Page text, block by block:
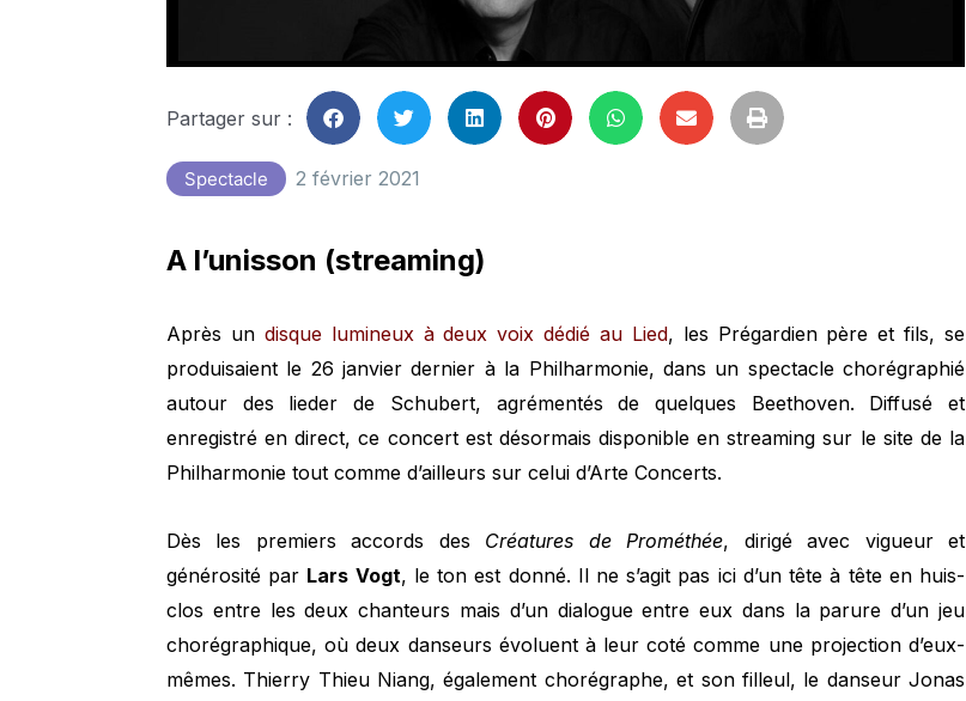
Partager sur :
Spectacle 2 février 2021
A l’unisson (streaming)
Après un disque lumineux à deux voix dédié au Lied, les Prégardien père et fils, se
produisaient le 26 janvier dernier à la Philharmonie, dans un spectacle chorégraphié
autour des lieder de Schubert, agrémentés de quelques Beethoven. Diffusé et
enregistré en direct, ce concert est désormais disponible en streaming sur le site de la
Philharmonie tout comme d’ailleurs sur celui d’Arte Concerts.
Dès les premiers accords des Créatures de Prométhée, dirigé avec vigueur et
générosité par Lars Vogt, le ton est donné. Il ne s’agit pas ici d’un tête à tête en huis-
clos entre les deux chanteurs mais d’un dialogue entre eux dans la parure d’un jeu
chorégraphique, où deux danseurs évoluent à leur coté comme une projection d’eux-
mêmes. Thierry Thieu Niang, également chorégraphe, et son filleul, le danseur Jonas